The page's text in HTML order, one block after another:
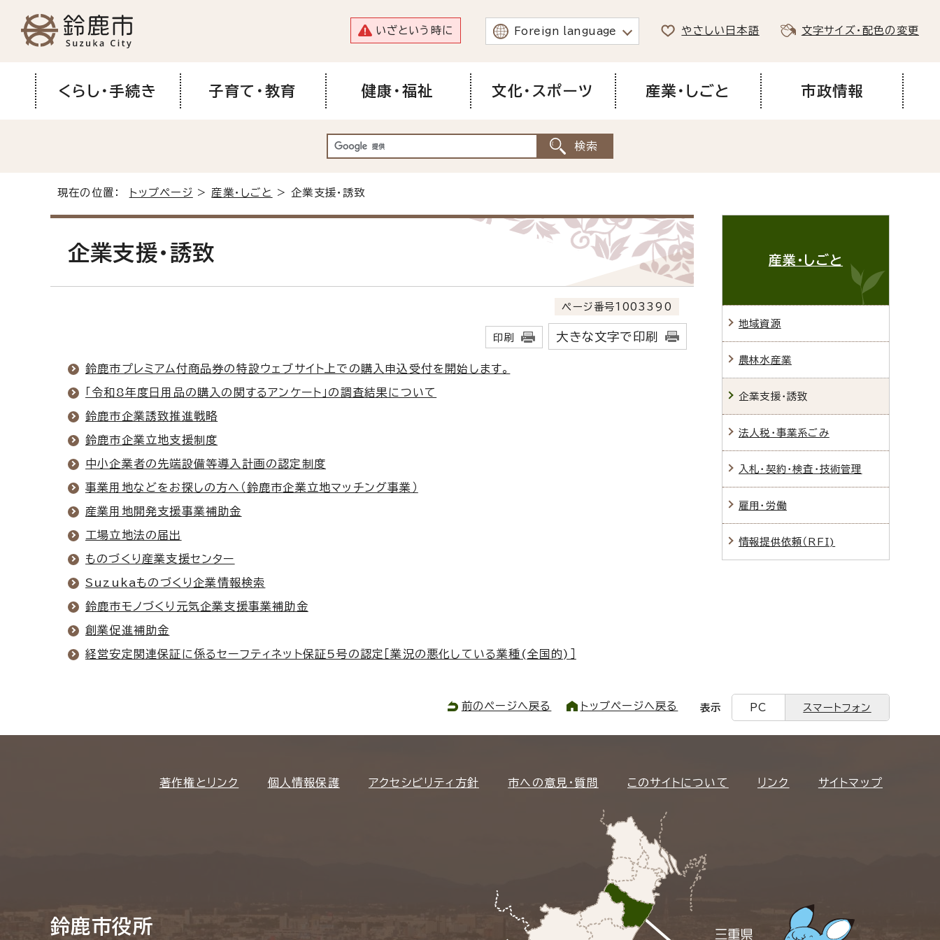
いざという時に Foreign language やさしい日本語 文字サイズ・配色の変更
くらし・手続き 子育て・教育 健康・福祉 文化・スポーツ 産業・しごと 市政情報
現在の位置： トップページ > 産業・しごと > 企業支援・誘致
企業支援・誘致
ページ番号1003390
印刷 大きな文字で印刷
鈴鹿市プレミアム付商品券の特設ウェブサイト上での購入申込受付を開始します。
「令和8年度日用品の購入の関するアンケート」の調査結果について
鈴鹿市企業誘致推進戦略
鈴鹿市企業立地支援制度
中小企業者の先端設備等導入計画の認定制度
事業用地などをお探しの方へ（鈴鹿市企業立地マッチング事業）
産業用地開発支援事業補助金
工場立地法の届出
ものづくり産業支援センター
Suzukaものづくり企業情報検索
鈴鹿市モノづくり元気企業支援事業補助金
創業促進補助金
経営安定関連保証に係るセーフティネット保証5号の認定［業況の悪化している業種(全国的)］
産業・しごと
地域資源
農林水産業
企業支援・誘致
法人税・事業系ごみ
入札・契約・検査・技術管理
雇用・労働
情報提供依頼（RFI)
前のページへ戻る トップページへ戻る 表示 PC スマートフォン
著作権とリンク 個人情報保護 アクセシビリティ方針 市への意見・質問 このサイトについて リンク サイトマップ
鈴鹿市役所